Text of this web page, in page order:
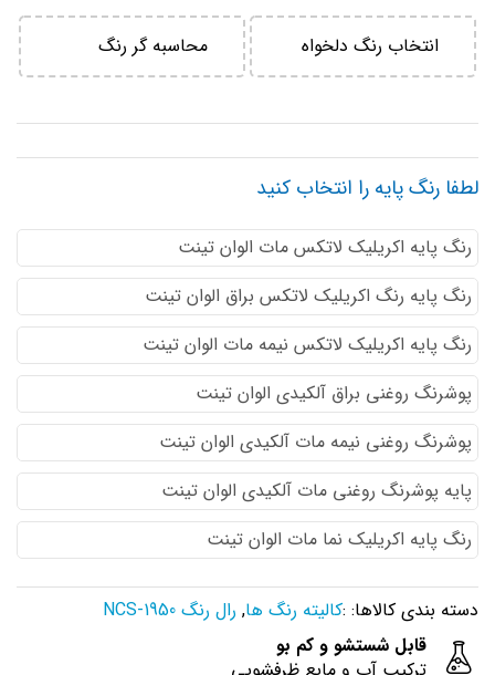
انتخاب رنگ دلخواه محاسبه گر رنگ
لطفا رنگ پایه را انتخاب کنید
رنگ پایه اكريليك لاتكس مات الوان تینت
رنگ پایه رنگ اكريليك لاتكس براق الوان تینت
رنگ پایه اكريليك لاتكس نيمه مات الوان تینت
پوشرنگ روغنی براق آلکیدی الوان تینت
پوشرنگ روغنی نیمه مات آلکیدی الوان تینت
پایه پوشرنگ روغنی مات آلکیدی الوان تینت
رنگ پایه اکریلیک نما مات الوان تینت
دسته بندی کالاها: :کالیته رنگ ها, رال رنگ NCS-1950
قابل شستشو و کم بو